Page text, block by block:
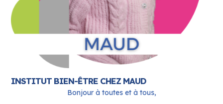
INSTITUT BIEN-ÊTRE CHEZ MAUD
Bonjour à toutes et à tous,